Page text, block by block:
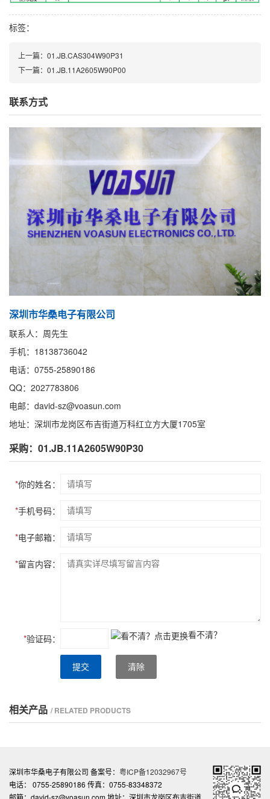
标签：
上一篇： 01.JB.CAS304W90P31
下一篇： 01.JB.11A2605W90P00
联系方式
深圳市华桑电子有限公司
联系人：周先生
手机：18138736042
电话：0755-25890186
QQ：2027783806
电邮：david-sz@voasun.com
地址：深圳市龙岗区布吉街道万科红立方大厦1705室
采购：01.JB.11A2605W90P30
*你的姓名：
*手机号码：
*电子邮箱：
*留言内容：
*验证码： 看不清？
提交 清除
相关产品 / RELATED PRODUCTS
深圳市华桑电子有限公司 备案号： 粤ICP备12032967号
电话： 0755-25890186 传真：0755-83348372
邮箱：david-sz@voasun.com 地址：深圳市龙岗区布吉街道